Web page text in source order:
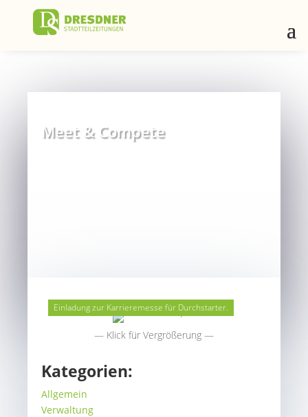
Meet & Compete
Einladung zur Karrieremesse für Durchstarter.
— Klick für Vergrößerung —
Kategorien:
Allgemein
Verwaltung